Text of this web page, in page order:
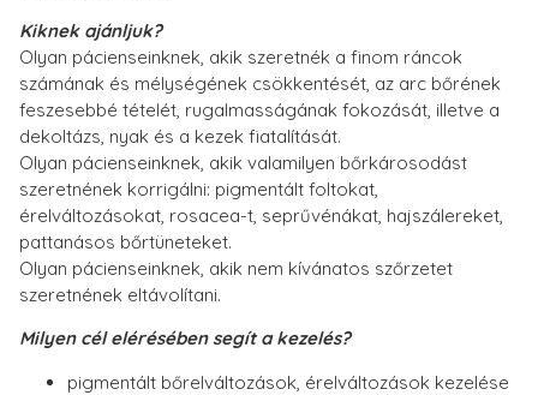
Kiknek ajánljuk?
Olyan pácienseinknek, akik szeretnék a finom ráncok
számának és mélységének csökkentését, az arc bőrének
feszesebbé tételét, rugalmasságának fokozását, illetve a
dekoltázs, nyak és a kezek fiatalítását.
Olyan pácienseinknek, akik valamilyen bőrkárosodást
szeretnének korrigálni: pigmentált foltokat,
érelváltozásokat, rosacea-t, seprűvénákat, hajszálereket,
pattanásos bőrtüneteket.
Olyan pácienseinknek, akik nem kívánatos szőrzetet
szeretnének eltávolítani.
Milyen cél elérésében segít a kezelés?
pigmentált bőrelváltozások, érelváltozások kezelése